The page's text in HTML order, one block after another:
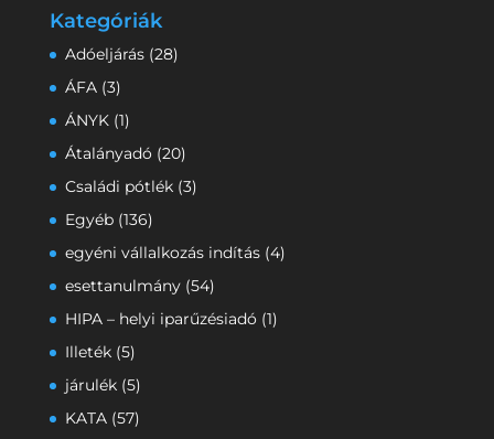
Kategóriák
Adóeljárás(28)
ÁFA(3)
ÁNYK(1)
Átalányadó (20)
Családi pótlék(3)
Egyéb(136)
egyéni vállalkozás indítás(4)
esettanulmány(54)
HIPA – helyi iparűzésiadó (1)
Illeték(5)
járulék(5)
KATA(57)